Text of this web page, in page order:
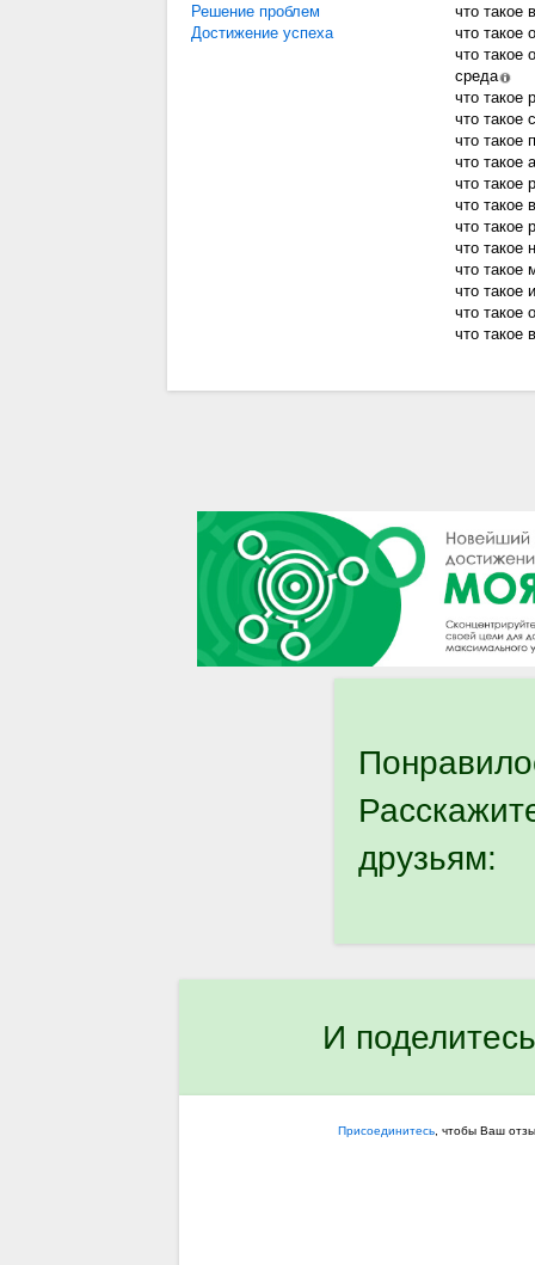
Решение проблем
Достижение успеха
что такое
что такое
что такое
среда
что такое
что такое
что такое
что такое
что такое
что такое
что такое
что такое
что такое
что такое
что такое
что такое
друзьям:
И
Присоединитесь , чтобы Ваш